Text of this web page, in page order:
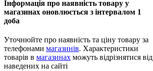
Інформація про наявність товару у
магазинах оновлюється з інтервалом 1
доба
Уточнюйте про наявність та ціну товару за
телефонами магазинів. Характеристики
товарів в магазинах можуть відрізнятися від
наведених на сайті